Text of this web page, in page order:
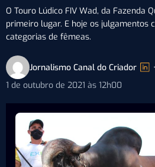
O Touro Lúdico FIV Wad, da Fazenda
primeiro lugar. E hoje os julgamentos
categorias de fêmeas.
Jornalismo Canal do Criador
•
1 de outubro de 2021 às 12h00